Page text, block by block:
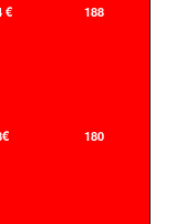
€ 188
180